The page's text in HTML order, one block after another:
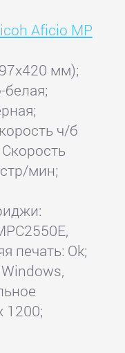
Aficio MP
мм);
белая;
ч/б
мин;
печать: Ok;
1200;